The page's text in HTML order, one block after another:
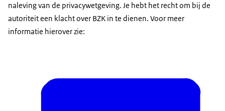
naleving van de privacywetgeving. Je hebt het recht om bij de
autoriteit een klacht over BZK in te dienen. Voor meer
informatie hierover zie: